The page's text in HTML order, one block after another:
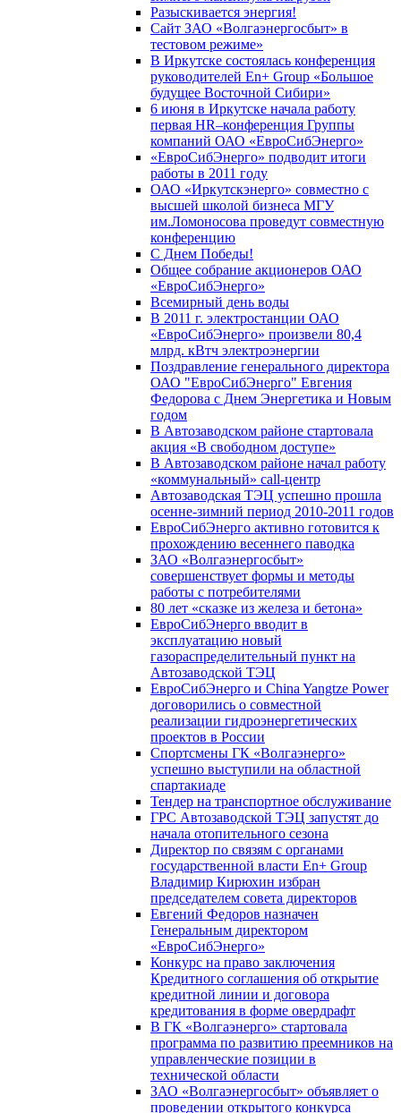
Разыскивается энергия!
Сайт ЗАО «Волгаэнергосбыт» в
тестовом режиме»
В Иркутске состоялась конференция
руководителей En+ Group «Большое
будущее Восточной Сибири»
6 июня в Иркутске начала работу
первая HR–конференция Группы
компаний ОАО «ЕвроСибЭнерго»
«ЕвроСибЭнерго» подводит итоги
работы в 2011 году
ОАО «Иркутскэнерго» совместно с
высшей школой бизнеса МГУ
им.Ломоносова проведут совместную
конференцию
С Днем Победы!
Общее собрание акционеров ОАО
«ЕвроСибЭнерго»
Всемирный день воды
В 2011 г. электростанции ОАО
«ЕвроСибЭнерго» произвели 80,4
млрд. кВтч электроэнергии
Поздравление генерального директора
ОАО "ЕвроСибЭнерго" Евгения
Федорова с Днем Энергетика и Новым
годом
В Автозаводском районе стартовала
акция «В свободном доступе»
В Автозаводском районе начал работу
«коммунальный» call-центр
Автозаводская ТЭЦ успешно прошла
осенне-зимний период 2010-2011 годов
ЕвроСибЭнерго активно готовится к
прохождению весеннего паводка
ЗАО «Волгаэнергосбыт»
совершенствует формы и методы
работы с потребителями
80 лет «сказке из железа и бетона»
ЕвроСибЭнерго вводит в
эксплуатацию новый
газораспределительный пункт на
Автозаводской ТЭЦ
ЕвроСибЭнерго и China Yangtze Power
договорились о совместной
реализации гидроэнергетических
проектов в России
Спортсмены ГК «Волгаэнерго»
успешно выступили на областной
спартакиаде
Тендер на транспортное обслуживание
ГРС Автозаводской ТЭЦ запустят до
начала отопительного сезона
Директор по связям с органами
государственной власти En+ Group
Владимир Кирюхин избран
председателем совета директоров
Евгений Федоров назначен
Генеральным директором
«ЕвроСибЭнерго»
Конкурс на право заключения
Кредитного соглашения об открытие
кредитной линии и договора
кредитования в форме овердрафт
В ГК «Волгаэнерго» стартовала
программа по развитию преемников на
управленческие позиции в
технической области
ЗАО «Волгаэнергосбыт» объявляет о
проведении открытого конкурса